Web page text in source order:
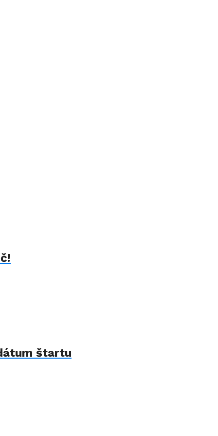
štartu